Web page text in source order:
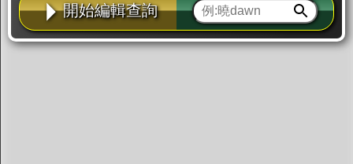
辭典使用方法 注音IVS字型編輯器
開始編輯查詢